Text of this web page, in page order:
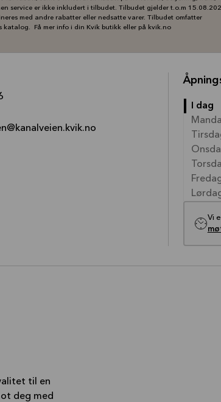
service er ikke inkludert i tilbudet. Tilbudet gjelder t.o.m
med andre rabatter eller nedsatte varer. Tilbudet omfatter
katalog. Få mer info i din Kvik butikk eller på kvik.no
I dag
Vi
til en
deg med